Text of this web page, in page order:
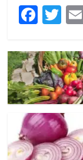
F
a
c
e
b
o
o
k
T
w
itt
er